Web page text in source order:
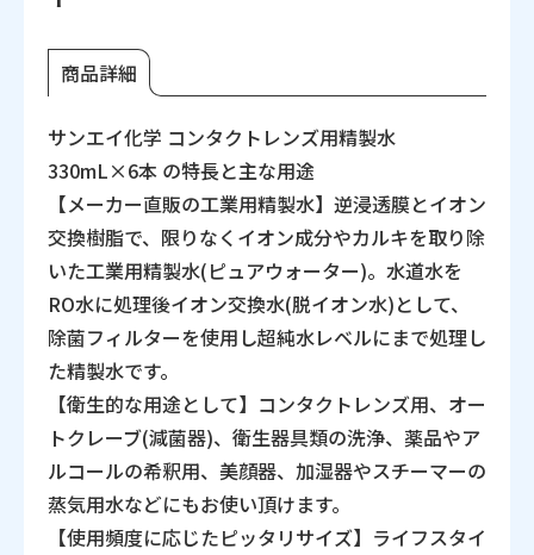
商品詳細
サンエイ化学 コンタクトレンズ用精製水
330mL×6本 の特長と主な用途
【メーカー直販の工業用精製水】逆浸透膜とイオン
交換樹脂で、限りなくイオン成分やカルキを取り除
いた工業用精製水(ピュアウォーター)。水道水を
RO水に処理後イオン交換水(脱イオン水)として、
除菌フィルターを使用し超純水レベルにまで処理し
た精製水です。
【衛生的な用途として】コンタクトレンズ用、オー
トクレーブ(減菌器)、衛生器具類の洗浄、薬品やア
ルコールの希釈用、美顔器、加湿器やスチーマーの
蒸気用水などにもお使い頂けます。
【使用頻度に応じたピッタリサイズ】ライフスタイ